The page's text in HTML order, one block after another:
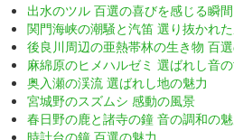
出水のツル 百選の喜びを感じる瞬間
関門海峡の潮騒と汽笛 選り抜かれ
後良川周辺の亜熱帯林の生き物 百
麻綿原のヒメハルゼミ 選ばれし音
奥入瀬の渓流 選ばれし地の魅力
宮城野のスズムシ 感動の風景
春日野の鹿と諸寺の鐘 音の調和の
時計台の鐘 百選の魅力